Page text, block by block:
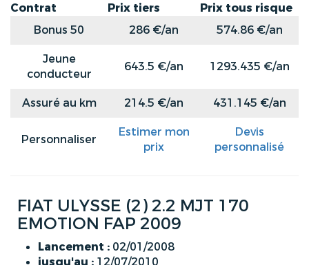
Contrat Prix tiers
Prix tous risque
Bonus 50
286 €/an
574.86 €/an
Jeune
conducteur
643.5 €/an 1293.435 €/an
Assuré au km 214.5 €/an 431.145 €/an
Personnaliser
Estimer mon
prix
Devis
personnalisé
FIAT ULYSSE (2) 2.2 MJT 170
EMOTION FAP 2009
Lancement : 02/01/2008
jusqu'au : 12/07/2010